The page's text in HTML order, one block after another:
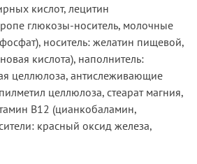
кислот, лецитин
глюкозы-носитель, молочные
носитель: желатин пищевой,
кислота), наполнитель:
целлюлоза, антислеживающие
целлюлоза, стеарат магния,
В12 (цианкобаламин,
красный оксид железа,